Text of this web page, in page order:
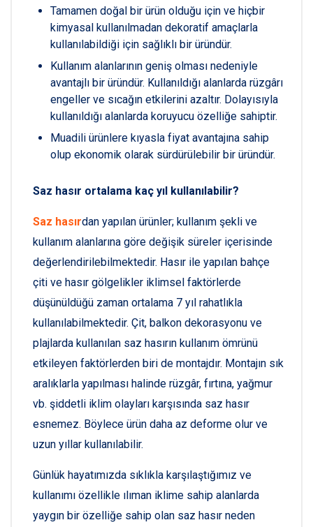
Tamamen doğal bir ürün olduğu için ve hiçbir
kimyasal kullanılmadan dekoratif amaçlarla
kullanılabildiği için sağlıklı bir üründür.
Kullanım alanlarının geniş olması nedeniyle
avantajlı bir üründür. Kullanıldığı alanlarda rüzgârı
engeller ve sıcağın etkilerini azaltır. Dolayısıyla
kullanıldığı alanlarda koruyucu özelliğe sahiptir.
Muadili ürünlere kıyasla fiyat avantajına sahip
olup ekonomik olarak sürdürülebilir bir üründür.
Saz hasır ortalama kaç yıl kullanılabilir?
Saz hasırdan yapılan ürünler; kullanım şekli ve
kullanım alanlarına göre değişik süreler içerisinde
değerlendirilebilmektedir. Hasır ile yapılan bahçe
çiti ve hasır gölgelikler iklimsel faktörlerde
düşünüldüğü zaman ortalama 7 yıl rahatlıkla
kullanılabilmektedir. Çit, balkon dekorasyonu ve
plajlarda kullanılan saz hasırın kullanım ömrünü
etkileyen faktörlerden biri de montajdır. Montajın sık
aralıklarla yapılması halinde rüzgâr, fırtına, yağmur
vb. şiddetli iklim olayları karşısında saz hasır
esnemez. Böylece ürün daha az deforme olur ve
uzun yıllar kullanılabilir.
Günlük hayatımızda sıklıkla karşılaştığımız ve
kullanımı özellikle ılıman iklime sahip alanlarda
yaygın bir özelliğe sahip olan saz hasır neden